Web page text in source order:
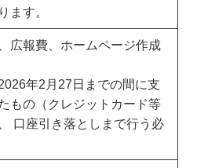
ます。
広報費、ホームページ作成
年2月27日までの間に支
もの（クレジットカード等
口座引き落としまで行う必